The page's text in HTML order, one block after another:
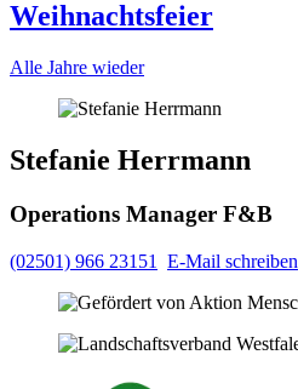
Weihnachtsfeier
Alle Jahre wieder
Stefanie Herrmann
Operations Manager F&B
(02501) 966 23151 E-Mail schreiben